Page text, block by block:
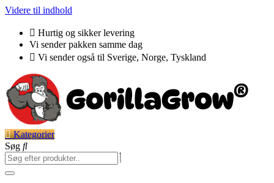
Videre til indhold
Hurtig og sikker levering
Vi sender pakken samme dag
Vi sender også til Sverige, Norge, Tyskland
Kategorier
Søg